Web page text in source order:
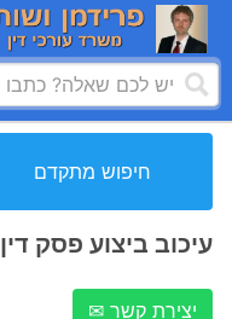
חיפוש מתקדם
עיכוב ביצוע פסק דין
יצירת קשר ✉